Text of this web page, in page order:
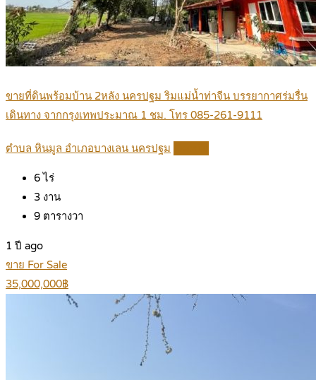
ขายที่ดินพร้อมบ้าน 2หลัง นครปฐม ริมแม่น้ำท่าจีน บรรยากาศร่มรื่น
เดินทาง จากกรุงเทพประมาณ 1 ชม. โทร 085-261-9111
ตำบล หินมูล อำเภอบางเลน นครปฐม
6ไร่
3 งาน
9 ตารางวา
1 ปี ago
ขาย For Sale
35,000,000฿